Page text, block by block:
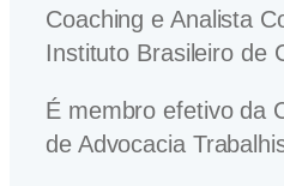
Coaching e Analista
Instituto Brasileiro de
É membro efetivo da
de Advocacia